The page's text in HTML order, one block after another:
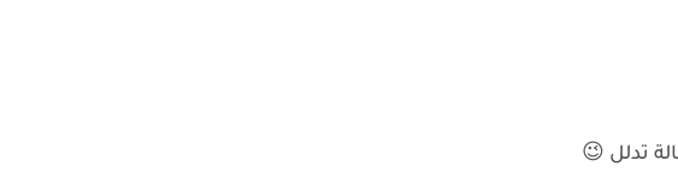
ﺗﺪﻟﻞ 😉